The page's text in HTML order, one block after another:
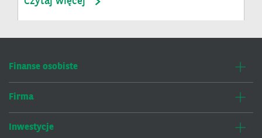
Finanse osobiste
Firma
Inwestycje